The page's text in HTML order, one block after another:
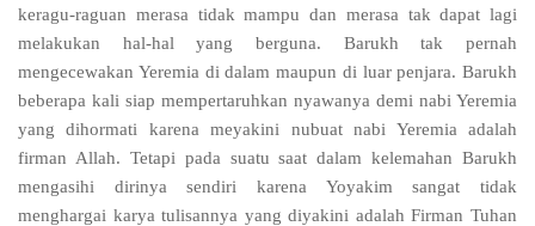
keragu-raguan merasa tidak mampu dan merasa tak dapat lagi
melakukan hal-hal yang berguna. Barukh tak pernah
mengecewakan Yeremia di dalam maupun di luar penjara. Barukh
beberapa kali siap mempertaruhkan nyawanya demi nabi Yeremia
yang dihormati karena meyakini nubuat nabi Yeremia adalah
firman Allah. Tetapi pada suatu saat dalam kelemahan Barukh
mengasihi dirinya sendiri karena Yoyakim sangat tidak
menghargai karya tulisannya yang diyakini adalah Firman Tuhan